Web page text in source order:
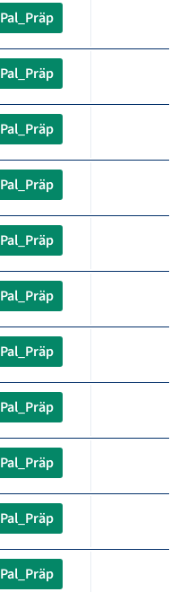
Pal_Präp
Pal_Präp
Pal_Präp
Pal_Präp
Pal_Präp
Pal_Präp
Pal_Präp
Pal_Präp
Pal_Präp
Pal_Präp
Pal_Präp